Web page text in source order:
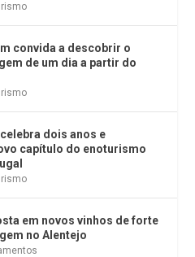
convida a descobrir o
de um dia a partir do
dois anos e
capítulo do enoturismo
em novos vinhos de forte
no Alentejo